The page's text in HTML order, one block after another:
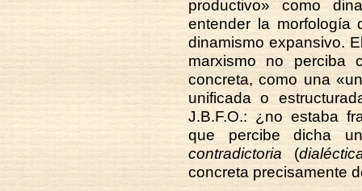
productivo» como
entender la
dinamismo expansivo.
marxismo no perciba
concreta, como una
unificada o
J.B.F.O.: ¿no estaba
que percibe dicha
contradictoria (
concreta precisamente